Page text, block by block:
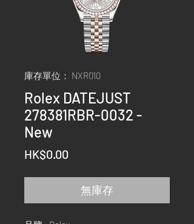
庫存單位： NXR010
Rolex DATEJUST
278381RBR-0032 -
New
HK$0.00
無庫存